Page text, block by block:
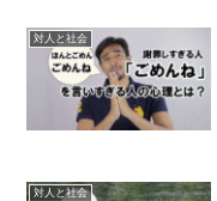
対人と社会
対人と社会